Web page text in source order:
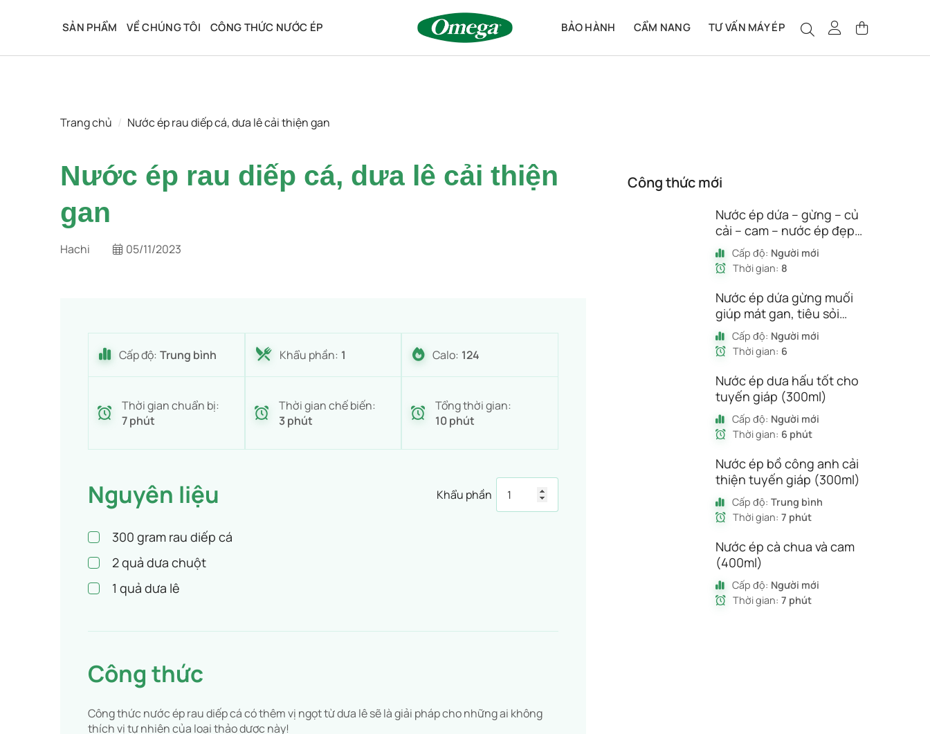
dung
SẢN PHẨM VỀ CHÚNG TÔI CÔNG THỨC NƯỚC ÉP BẢO HÀNH CẨM NANG TƯ VẤN MÁY ÉP
Trang chủ / Nước ép rau diếp cá, dưa lê cải thiện gan
Nước ép rau diếp cá, dưa lê cải thiện
gan
Hachi 05/11/2023
Cấp độ: Trung bình Khẩu phần: 1 Calo: 124
Thời gian chuẩn bị:
7 phút
Thời gian chế biến:
3 phút
Tổng thời gian:
10 phút
Nguyên liệu Khẩu phần
300 gram rau diếp cá
2quả dưa chuột
1 quả dưa lê
Công thức
Công thức nước ép rau diếp cá có thêm vị ngọt từ dưa lê sẽ là giải pháp cho những ai không
thích vị tự nhiên của loại thảo dược này!
Công thức mới
Nước ép dứa – gừng – củ
cải – cam – nước ép đẹp
da, tóc và móng
Cấp độ: Người mới
Thời gian: 8
Nước ép dứa gừng muối
giúp mát gan, tiêu sỏi
(300ml)
Cấp độ: Người mới
Thời gian: 6
Nước ép dưa hấu tốt cho
tuyến giáp (300ml)
Cấp độ: Người mới
Thời gian: 6 phút
Nước ép bồ công anh cải
thiện tuyến giáp (300ml)
Cấp độ: Trung bình
Thời gian: 7 phút
Nước ép cà chua và cam
(400ml)
Cấp độ: Người mới
Thời gian: 7 phút